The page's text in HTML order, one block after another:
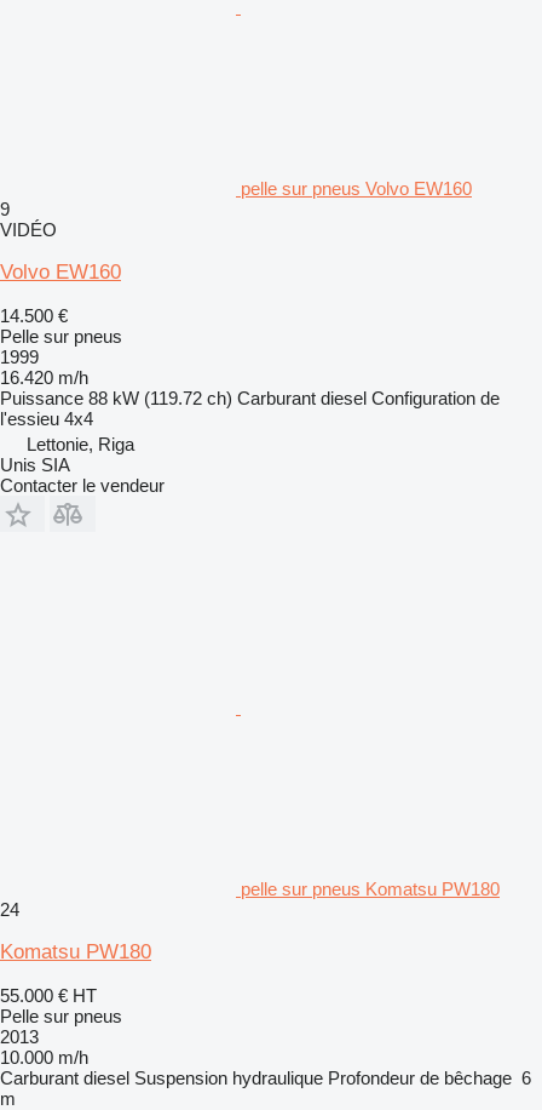
pelle sur pneus Volvo EW160
9
VIDÉO
Volvo EW160
14.500 €
Pelle sur pneus
1999
16.420 m/h
Puissance 88 kW (119.72 ch) Carburant diesel Configuration de
l'essieu 4x4
Lettonie, Riga
Unis SIA
Contacter le vendeur
pelle sur pneus Komatsu PW180
24
Komatsu PW180
55.000 € HT
Pelle sur pneus
2013
10.000 m/h
Carburant diesel Suspension hydraulique Profondeur de bêchage 6
m